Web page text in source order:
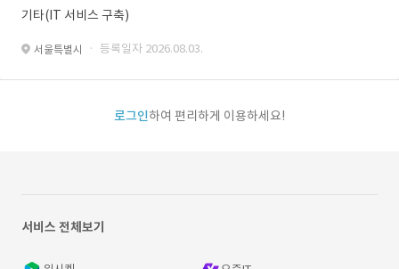
기타(IT 서비스 구축)
서울특별시 · 등록일자 2026.08.03.
로그인하여 편리하게 이용하세요!
서비스 전체보기